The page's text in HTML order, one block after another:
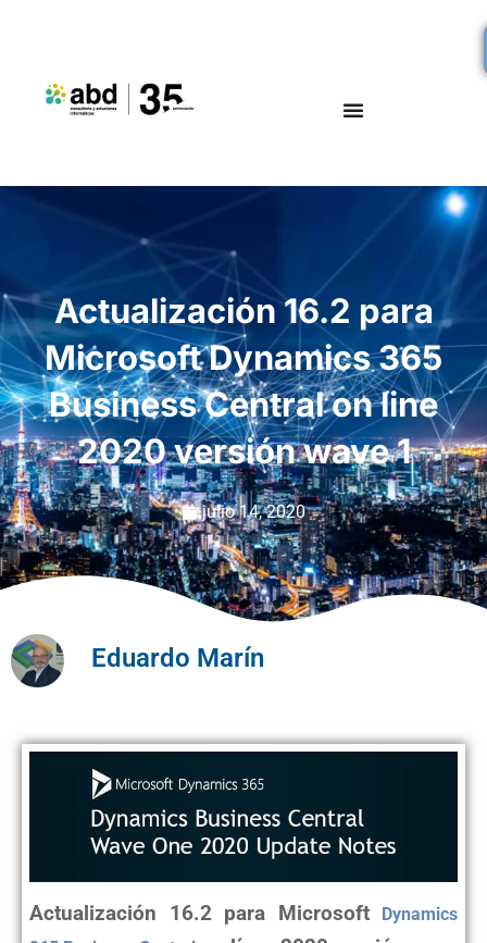
Actualización 16.2 para
Microsoft Dynamics 365
Business Central on line
2020 versión wave 1
julio 14, 2020
Eduardo Marín
Actualización 16.2 para Microsoft
Dynamics